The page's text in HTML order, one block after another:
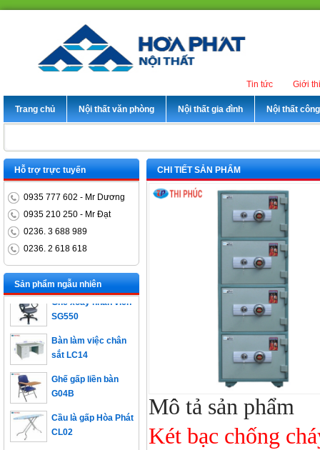
Giới
Tin tức
Trang chủ Nội thất văn phòng Nội thất gia đình Nội thất
CHI TIẾT SẢN PHẨM
Mô tả sản phẩm
Két bạc chống
Hỗ trợ trực tuyến
0935 777 602 - Mr Dương
0935 210 250 - Mr Đạt
0236. 3 688 989
0236. 2 618 618
Sản phẩm ngẫu nhiên
Bàn trưởng phòng
ET1400D
Ghế xoay nhân viên
SG550
sắt LC14
G04B
CL02